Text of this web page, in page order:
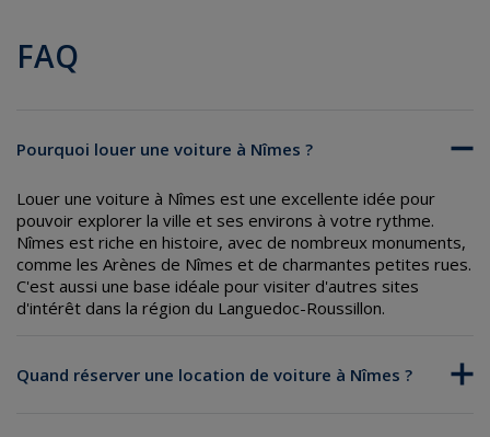
FAQ
Pourquoi louer une voiture à Nîmes ?
Louer une voiture à Nîmes est une excellente idée pour
pouvoir explorer la ville et ses environs à votre rythme.
Nîmes est riche en histoire, avec de nombreux monuments,
comme les Arènes de Nîmes et de charmantes petites rues.
C'est aussi une base idéale pour visiter d'autres sites
d'intérêt dans la région du Languedoc-Roussillon.
Quand réserver une location de voiture à Nîmes ?